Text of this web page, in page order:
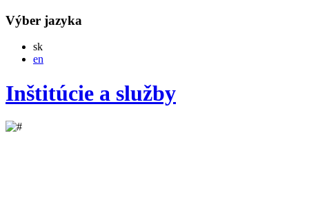
Výber jazyka
skSlovensky
en
Inštitúcie a služby